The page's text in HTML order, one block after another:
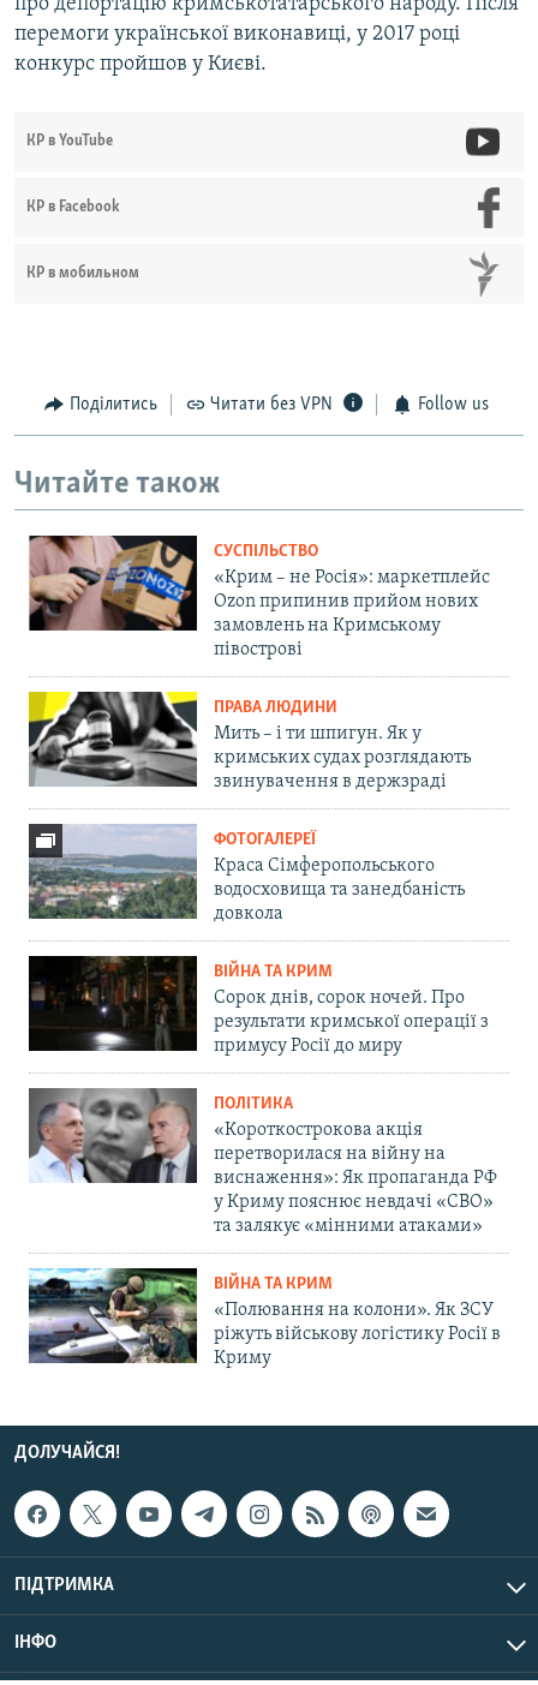
про депортацію кримськотатарського народу. Після
перемоги української виконавиці, у 2017 році
конкурс пройшов у Києві.
КР в YouTube
КР в Facebook
КР в мобильном
Поділитись Читати без VPN Follow us
Читайте також
СУСПІЛЬСТВО
«Крим – не Росія»: маркетплейс
Ozon припинив прийом нових
замовлень на Кримському
півострові
ПРАВА ЛЮДИНИ
Мить – і ти шпигун. Як у
кримських судах розглядають
звинувачення в держзраді
ФОТОГАЛЕРЕЇ
Краса Сімферопольського
водосховища та занедбаність
довкола
ВІЙНА ТА КРИМ
Сорок днів, сорок ночей. Про
результати кримської операції з
примусу Росії до миру
ПОЛІТИКА
«Короткострокова акція
перетворилася на війну на
виснаження»: Як пропаганда РФ
у Криму пояснює невдачі «СВО»
та залякує «мінними атаками»
ВІЙНА ТА КРИМ
«Полювання на колони». Як ЗСУ
ріжуть військову логістику Росії в
Криму
ДОЛУЧАЙСЯ!
ПІДТРИМКА
ІНФО